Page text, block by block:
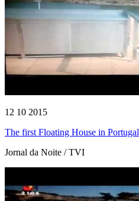
12 10 2015
The first Floating House in Portugal
Jornal da Noite / TVI